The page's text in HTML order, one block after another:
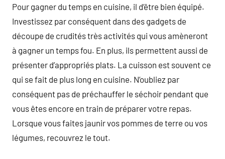
Pour gagner du temps en cuisine, il d’être bien équipé.
Investissez par conséquent dans des gadgets de
découpe de crudités très activités qui vous amèneront
à gagner un temps fou. En plus, ils permettent aussi de
présenter d’appropriés plats. La cuisson est souvent ce
qui se fait de plus long en cuisine. N’oubliez par
conséquent pas de préchauffer le séchoir pendant que
vous êtes encore en train de préparer votre repas.
Lorsque vous faites jaunir vos pommes de terre ou vos
légumes, recouvrez le tout.